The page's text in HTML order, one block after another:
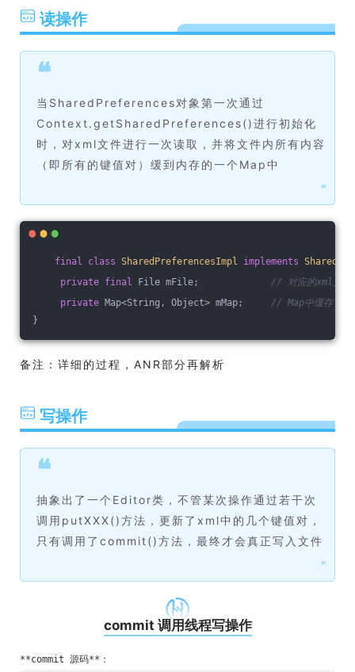
读操作
❝
当SharedPreferences对象第一次通过
Context.getSharedPreferences()进行初始化
时，对xml文件进行一次读取，并将文件内所有内容
（即所有的键值对）缓到内存的一个Map中
❞
final class SharedPreferencesImpl implements
private final File mFile; // 对应的xml文件
private Map<String, Object> mMap; // Map中缓存了
}
备注：详细的过程，ANR部分再解析
写操作
❝
抽象出了一个Editor类，不管某次操作通过若干次
调用putXXX()方法，更新了xml中的几个键值对，
只有调用了commit()方法，最终才会真正写入文件
❞
commit 调用线程写操作